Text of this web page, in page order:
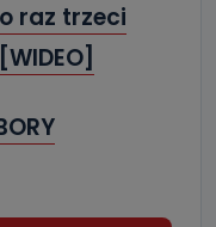
raz trzeci